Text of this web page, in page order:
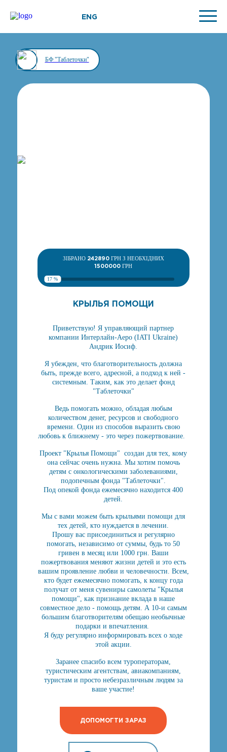
ENG
БФ "Таблеточки"
ЗІБРАНО 242890ГРН З НЕОБХІДНИХ
1500000 ГРН
17 %
КРЫЛЬЯ ПОМОЩИ
Приветствую! Я управляющий партнер
компании Интерлайн-Аеро (IATI Ukraine)
Андрик Иосиф.
Я убежден, что благотворительность должна
быть, прежде всего, адресной, а подход к ней -
системным. Таким, как это делает фонд
"Таблеточки"
Ведь помогать можно, обладая любым
количеством денег, ресурсов и свободного
времени. Один из способов выразить свою
любовь к ближнему - это через пожертвование.
Проект "Крылья Помощи" создан для тех, кому
она сейчас очень нужна. Мы хотим помочь
детям с онкологическими заболеваниями,
подопечным фонда "Таблеточки".
Под опекой фонда ежемесячно находится 400
детей.
Мы с вами можем быть крыльями помощи для
тех детей, кто нуждается в лечении.
Прошу вас присоединиться и регулярно
помогать, независимо от суммы, будь то 50
гривен в месяц или 1000 грн. Ваши
пожертвования меняют жизни детей и это есть
вашим проявление любви и человечности. Всем,
кто будет ежемесячно помогать, к концу года
получат от меня сувениры самолеты "Крылья
помощи", как признание вклада в наше
совместное дело - помощь детям. А 10-и самым
большим благотворителям обещаю необычные
подарки и впечатления.
Я буду регулярно информировать всех о ходе
этой акции.
Заранее спасибо всем туроператорам,
туристическим агентствам, авиакомпаниям,
туристам и просто небезразличным людям за
ваше участие!
ДОПОМОГТИ ЗАРАЗ